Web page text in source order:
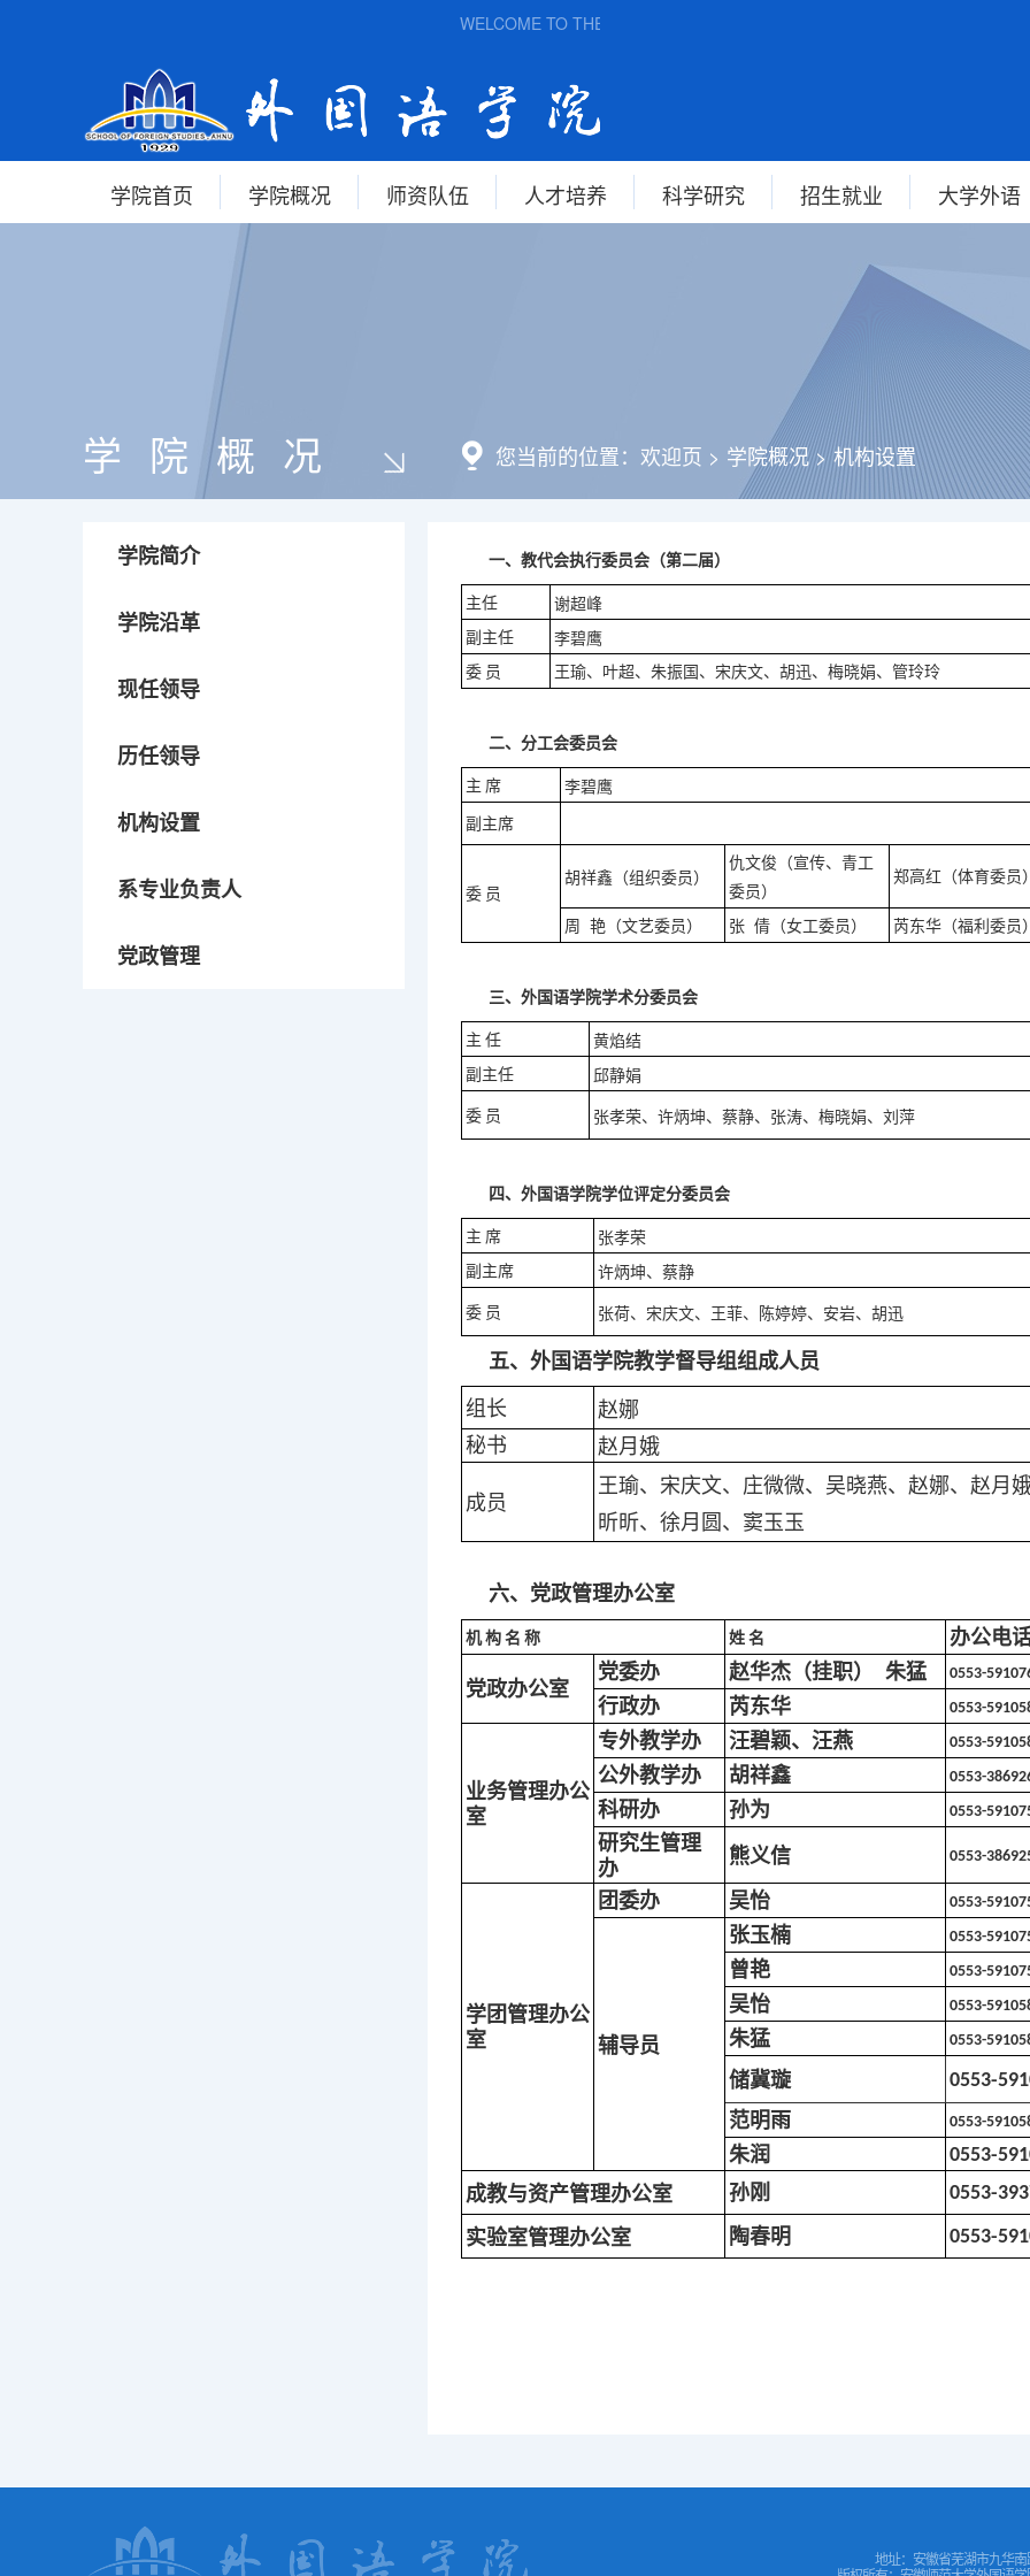
WELCOME TO THE SCHOOL OF FOREIGN STUDIES, ANHUI NORMAL
学院首页 学院概况 师资队伍 人才培养 科学研究 招生就业 大学外语
学院概况 您当前的位置： 欢迎页 > 学院概况>机构设置
学院简介
学院沿革
现任领导
历任领导
机构设置
系专业负责人
党政管理
一、教代会执行委员会 （第二届）
主任 谢超峰
副主任 李碧鹰
委 员 王瑜、叶超、朱振国、宋庆文、胡迅、梅晓娟、管玲玲
二、分工会委员会
主 席 李碧鹰
副主席
委 员
胡祥鑫（组织委员）
仇文俊（宣传、青工
委员）
郑高红 （体育委员
周 艳 （文艺委员） 张 倩 （女工委员） 芮东华 （福利委员
三、外国语学院学术分委员会
主 任 黄焰结
副主任 邱静娟
委 员 张孝荣、许炳坤、蔡静、张涛、梅晓娟、刘萍
四、外国语学院学位评定分委员会
主 席 张孝荣
副主席 许炳坤、蔡静
委 员 张荷、宋庆文、王菲、陈婷婷、安岩、胡迅
五、外国语学院教学督导组组成人员
组长 赵娜
秘书
赵月娥
成员
王瑜、宋庆文、庄微微、吴晓燕、 赵娜、 赵月
昕昕、徐月圆、窦玉玉
六、党政管理办公室
机 构 名 称 姓 名
办公电
党政办公室
党委办 赵华杰（挂职） 朱猛 0553-5910
行政办 芮东华 0553-59105
业务管理办公
室
专外教学办 汪碧颖、汪燕 0553-59105
公外教学办 胡祥鑫 0553-
科研办 孙为 0553-5910
研究生管理
办
熊义信 0553-
学团管理办公
室
团委办 吴怡 0553-5910
辅导员
张玉楠 0553-5910
曾艳 0553-5910
吴怡 0553-59105
朱猛 0553-59105
储冀璇 0553-
范明雨 0553-59105
朱润 0553-
成教与资产管理办公室 孙刚 0553-
实验室管理办公室 陶春明 0553-
地址：安徽省芜湖市九华